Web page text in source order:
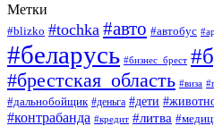
Метки
#blizko #tochka #авто #автобус
#беларусь #бизнес_брест
#брестская_область #виза
#дальнобойщик #деньга #дети
#контрабанда #кредит #литва